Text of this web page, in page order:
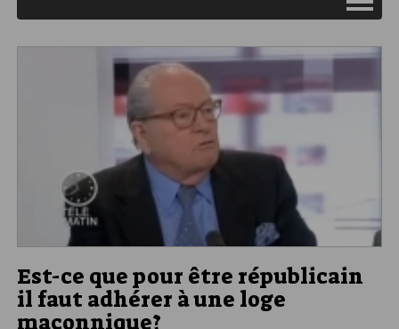
Est-ce que pour être républicain
il faut adhérer à une loge
maçonnique?